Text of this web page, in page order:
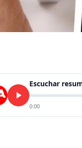
Escuchar
0:00